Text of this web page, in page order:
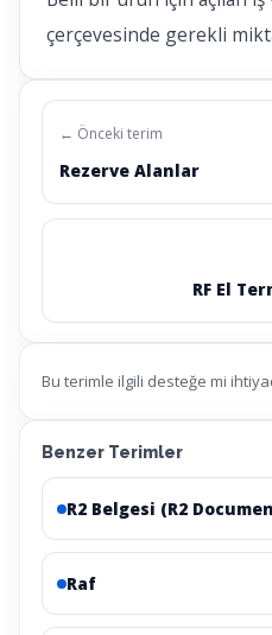
çerçevesinde gerekli
← Önceki terim
Rezerve Alanlar
RF El
Bu terimle ilgili desteğe mi
Benzer Terimler
R2 Belgesi (R2
Raf